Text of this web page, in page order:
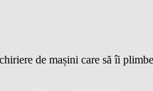
de mașini care să îi